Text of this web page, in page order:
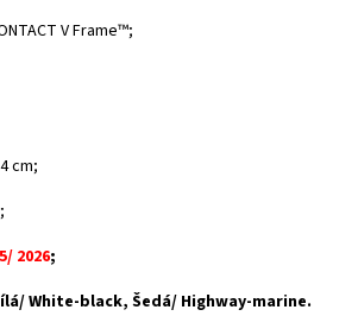
V Frame™;
cm;
2026;
White-black, Šedá/ Highway-marine.